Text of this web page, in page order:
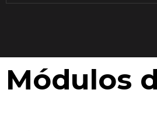
Módulos